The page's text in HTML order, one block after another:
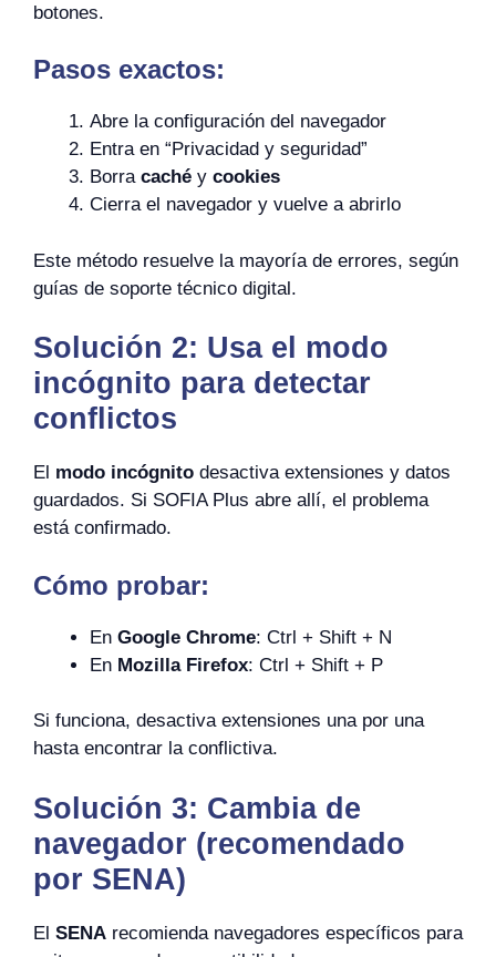
botones.
Pasos exactos:
Abre la configuración del navegador
Entra en “Privacidad y seguridad”
Borra caché y cookies
Cierra el navegador y vuelve a abrirlo
Este método resuelve la mayoría de errores, según
guías de soporte técnico digital.
Solución 2: Usa el modo
incógnito para detectar
conflictos
El modo incógnito desactiva extensiones y datos
guardados. Si SOFIA Plus abre allí, el problema
está confirmado.
Cómo probar:
En Google Chrome: Ctrl + Shift + N
En Mozilla Firefox: Ctrl + Shift + P
Si funciona, desactiva extensiones una por una
hasta encontrar la conflictiva.
Solución 3: Cambia de
navegador (recomendado
por SENA)
El SENA recomienda navegadores específicos para